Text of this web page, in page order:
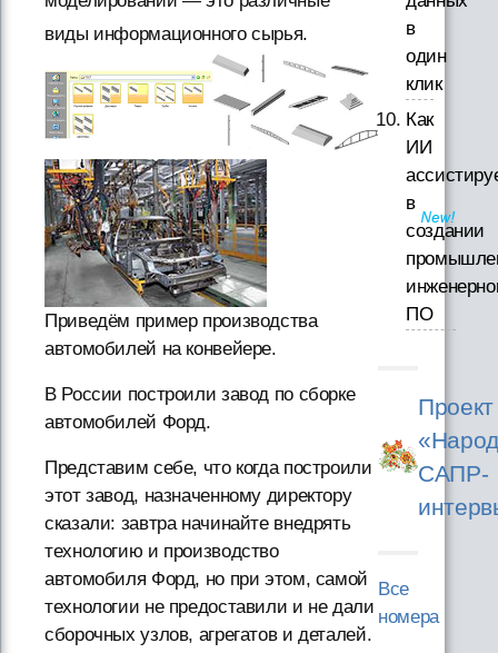
виды информационного сырья.
Приведём пример производства
автомобилей на конвейере.
В России построили завод по сборке
автомобилей Форд.
Представим себе, что когда построили
этот завод, назначенному директору
сказали: завтра начинайте внедрять
технологию и производство
автомобиля Форд, но при этом, самой
технологии не предоставили и не дали
сборочных узлов, агрегатов и деталей.
в
один
клик
Как
ИИ
в
создании
ПО
Проект
САПР-
Все
номера